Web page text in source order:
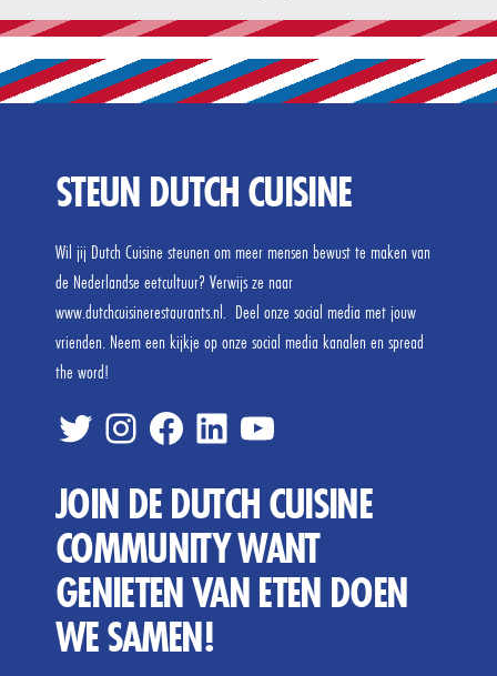
STEUN DUTCH CUISINE
Wil jij Dutch Cuisine steunen om meer mensen bewust te maken van
de Nederlandse eetcultuur? Verwijs ze naar
www.dutchcuisinerestaurants.nl. Deel onze social media met jouw
vrienden. Neem een kijkje op onze social media kanalen en spread
the word!
twitterinste FB linkedtube
JOIN DE DUTCH CUISINE
COMMUNITY WANT
GENIETEN VAN ETEN DOEN
WE SAMEN!